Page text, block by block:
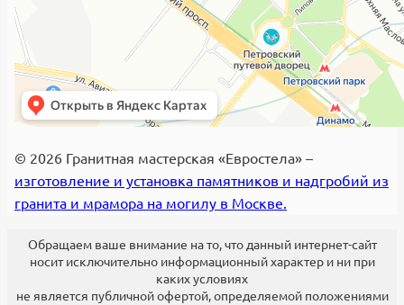
© 2026 Гранитная мастерская «Евростела» –
изготовление и установка памятников и надгробий из
гранита и мрамора на могилу в Москве.
Обращаем ваше внимание на то, что данный интернет-сайт
носит исключительно информационный характер и ни при
каких условиях
не является публичной офертой, определяемой положениями